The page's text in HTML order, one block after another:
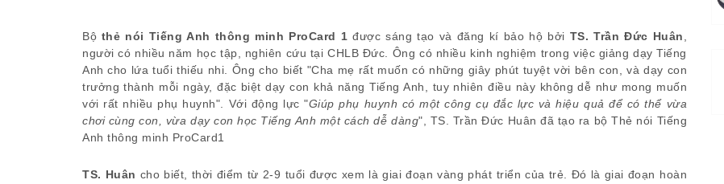
Bộ thẻ nói Tiếng Anh thông minh ProCard 1 được sáng tạo và đăng kí bảo hộ bởi TS. Trần Đức Huân
người có nhiều năm học tập, nghiên cứu tại CHLB Đức. Ông có nhiều kinh nghiệm trong việc giảng dạy Tiếng
Anh cho lứa tuổi thiếu nhi. Ông cho biết "Cha mẹ rất muốn có những giây phút tuyệt vời bên con, và dạy con
trưởng thành mỗi ngày, đặc biệt dạy con khả năng Tiếng Anh, tuy nhiên điều này không dễ như mong muốn
với rất nhiều phụ huynh". Với động lực "Giúp phụ huynh có một công cụ đắc lực và hiệu quả để có thể vừa
chơi cùng con, vừa dạy con học Tiếng Anh một cách dễ dàng", TS. Trần Đức Huân đã tạo ra bộ Thẻ nói Tiếng
Anh thông minh ProCard1
TS. Huân cho biết, thời điểm từ 2-9 tuổi được xem là giai đoạn vàng phát triển của trẻ. Đó là giai đoạn hoàn